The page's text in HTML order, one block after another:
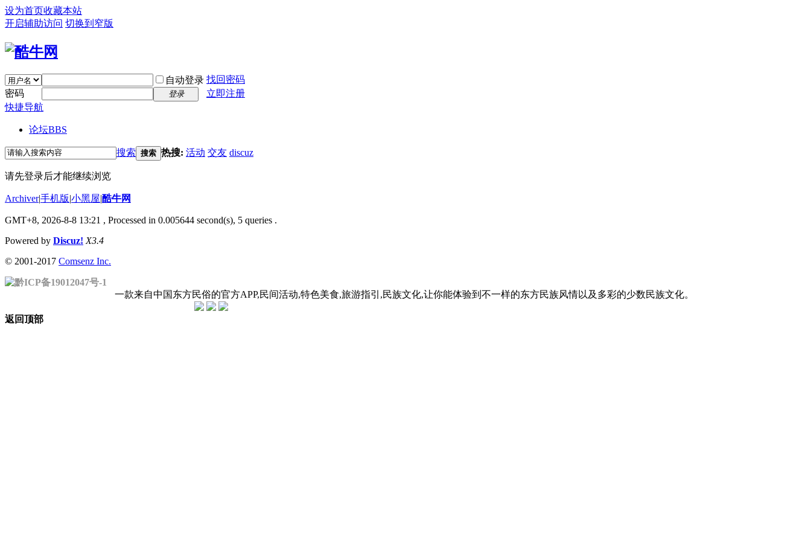
设为首页收藏本站
开启辅助访问 切换到窄版
自动登录 找回密码
密码
登录
立即注册
快捷导航
论坛BBS
搜索 搜索 热搜: 活动 交友 discuz
请先登录后才能继续浏览
Archiver|手机版|小黑屋|酷牛网
GMT+8, 2026-8-8 13:21 , Processed in 0.005644 second(s), 5 queries .
Powered by Discuz! X3.4
© 2001-2017 Comsenz Inc.
黔ICP备19012047号-1
一款来自中国东方民俗的官方APP,民间活动,特色美食,旅游指引,民族文化,让你能体验到不一样的东方民族风情以及多彩的少数民族文化。
返回顶部